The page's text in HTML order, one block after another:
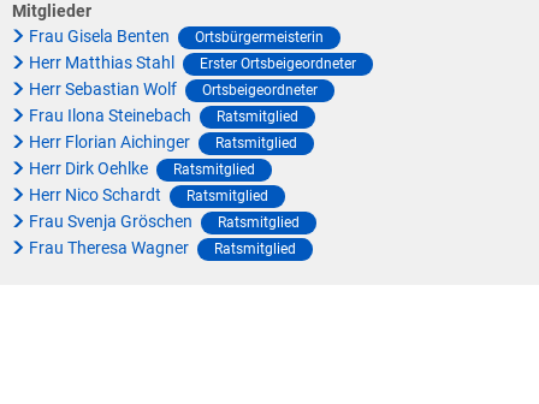
Mitglieder
Frau Gisela Benten
Ortsbürgermeisterin
Herr Matthias Stahl Erster Ortsbeigeordneter
Herr Sebastian Wolf Ortsbeigeordneter
Frau Ilona Steinebach Ratsmitglied
Herr Florian Aichinger Ratsmitglied
Herr Dirk Oehlke Ratsmitglied
Herr Nico Schardt Ratsmitglied
Frau Svenja Gröschen Ratsmitglied
Frau Theresa Wagner Ratsmitglied